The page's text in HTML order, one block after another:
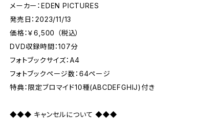
メーカー：EDEN PICTURES
発売日：2023/11/13
価格：￥6,500 （税込）
DVD収録時間：107分
フォトブックサイズ：A4
フォトブックページ数：64ページ
特典：限定ブロマイド10種(ABCDEFGHIJ)付き
◆◆◆ キャンセルについて ◆◆◆